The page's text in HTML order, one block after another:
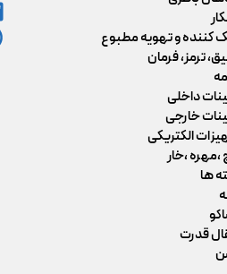
کننده و تهویه مطبوع
ترمز، فرمان
داخلی
خارجی
الکتریکی
،مهره ،خار
ها
قدرت